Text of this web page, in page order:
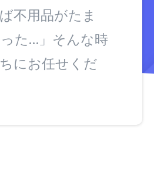
不用品がたま
た…」そんな時
にお任せくだ